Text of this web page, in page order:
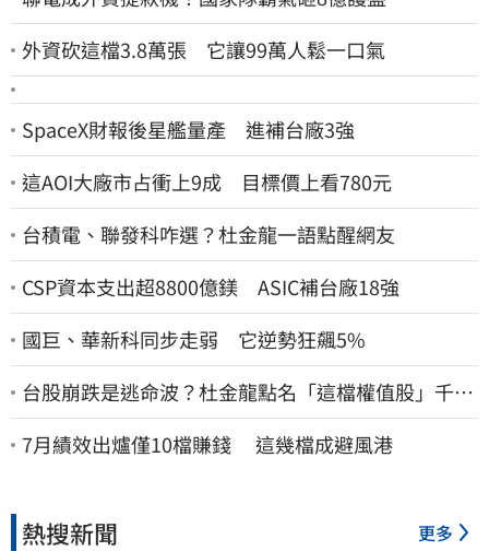
外資砍這檔3.8萬張 它讓99萬人鬆一口氣
SpaceX財報後星艦量產 進補台廠3強
這AOI大廠市占衝上9成 目標價上看780元
台積電、聯發科咋選？杜金龍一語點醒網友
CSP資本支出超8800億鎂 ASIC補台廠18強
國巨、華新科同步走弱 它逆勢狂飆5%
台股崩跌是逃命波？杜金龍點名「這檔權值股」千萬
別長抱
7月績效出爐僅10檔賺錢 這幾檔成避風港
熱搜新聞 更多